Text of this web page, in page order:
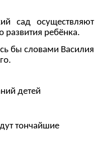
сад осуществляют
развития ребёнка.
бы словами Василия
детей
тончайшие